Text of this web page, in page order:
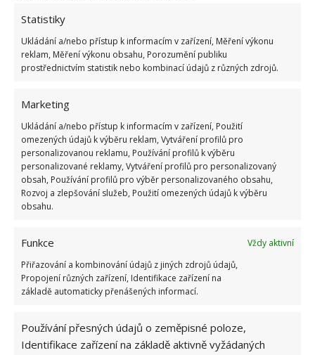
Statistiky
Ukládání a/nebo přístup k informacím v zařízení, Měření výkonu
reklam, Měření výkonu obsahu, Porozumění publiku
prostřednictvím statistik nebo kombinací údajů z různých zdrojů.
Marketing
Ukládání a/nebo přístup k informacím v zařízení, Použití
omezených údajů k výběru reklam, Vytváření profilů pro
personalizovanou reklamu, Používání profilů k výběru
personalizované reklamy, Vytváření profilů pro personalizovaný
obsah, Používání profilů pro výběr personalizovaného obsahu,
Rozvoj a zlepšování služeb, Použití omezených údajů k výběru
obsahu.
Funkce
Vždy aktivní
Přiřazování a kombinování údajů z jiných zdrojů údajů,
Propojení různých zařízení, Identifikace zařízení na
základě automaticky přenášených informací.
Používání přesných údajů o zeměpisné poloze,
Identifikace zařízení na základě aktivně vyžádaných
socialismu: Tehdejší řidiči musí získat 10 z 10
bodů
6.5.2026
ŽHAVÉ NOVINKY
Bohatá úroda rajčat nemusí být jen zbožným
přáním. Užijte si úspěšnou sklizeň již během
6.8.2026